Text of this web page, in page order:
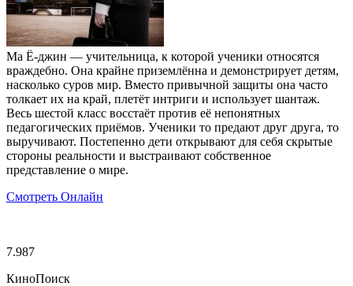
Ма Ё-джин — учительница, к которой ученики относятся
враждебно. Она крайне приземлённа и демонстрирует детям,
насколько суров мир. Вместо привычной защиты она часто
толкает их на край, плетёт интриги и использует шантаж.
Весь шестой класс восстаёт против её непонятных
педагогических приёмов. Ученики то предают друг друга, то
выручивают. Постепенно дети открывают для себя скрытые
стороны реальности и выстраивают собственное
представление о мире.
Смотреть Онлайн
7.987
КиноПоиск